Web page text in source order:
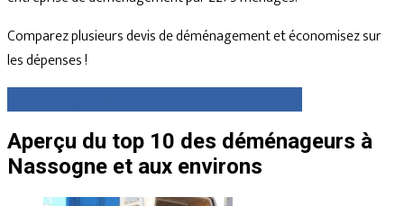
Comparez plusieurs devis de déménagement et économisez sur
les dépenses !
Aperçu du top 10 des déménageurs à
Nassogne et aux environs